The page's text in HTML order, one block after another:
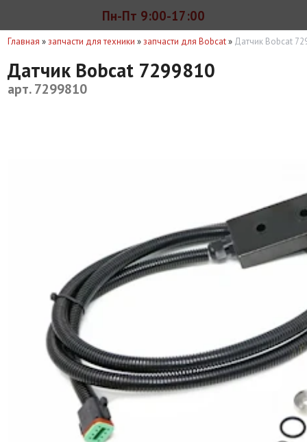
Пн-Пт 9:00-17:00
Главная »запчасти для техники »запчасти для Bobcat» Датчик Bobcat
Датчик Bobcat 7299810
арт. 7299810